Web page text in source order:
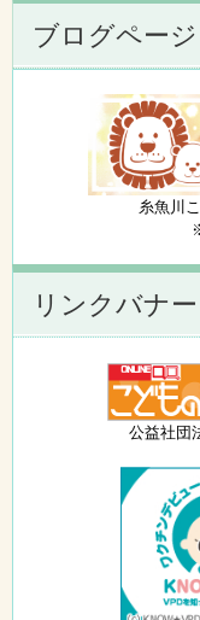
ブログページ
糸魚川
リンクバナー
公益社団